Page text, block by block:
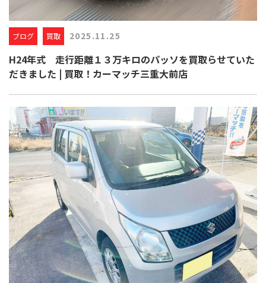
ブログ 買取 2025.11.25
H24年式 走行距離１３万キロのパッソを買取らせていた
だきました | 買取！カーマッチ三重大前店